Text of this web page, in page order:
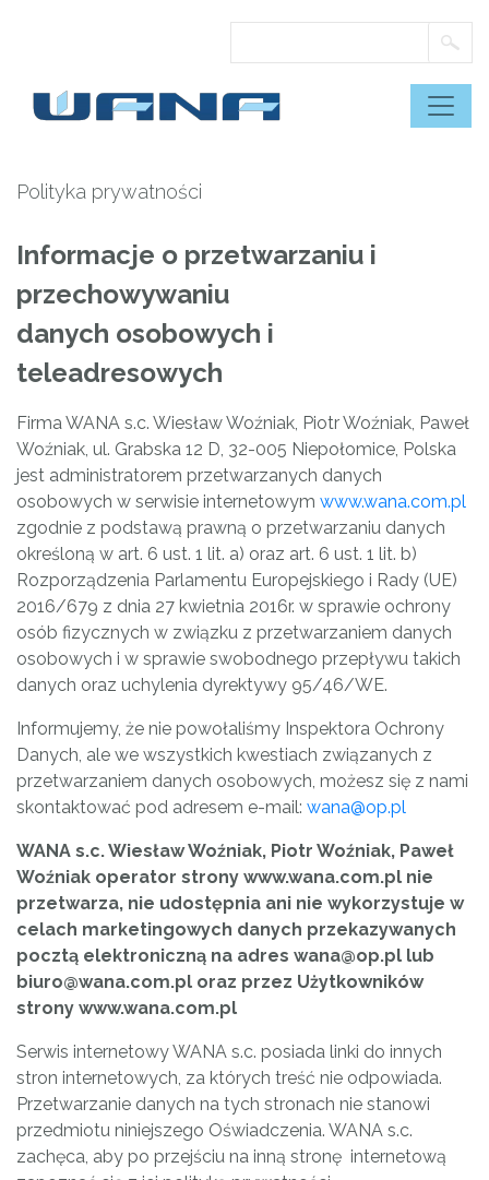
Polityka prywatności
Informacje o przetwarzaniu i
przechowywaniu
danych osobowych i
teleadresowych
Firma WANA s.c. Wiesław Woźniak, Piotr Woźniak, Paweł
Woźniak, ul. Grabska 12 D, 32-005 Niepołomice, Polska
jest administratorem przetwarzanych danych
osobowych w serwisie internetowym www.wana.com.pl
zgodnie z podstawą prawną o przetwarzaniu danych
określoną w art. 6 ust. 1 lit. a) oraz art. 6 ust. 1 lit. b)
Rozporządzenia Parlamentu Europejskiego i Rady (UE)
2016/679 z dnia 27 kwietnia 2016r. w sprawie ochrony
osób fizycznych w związku z przetwarzaniem danych
osobowych i w sprawie swobodnego przepływu takich
danych oraz uchylenia dyrektywy 95/46/WE.
Informujemy, że nie powołaliśmy Inspektora Ochrony
Danych, ale we wszystkich kwestiach związanych z
przetwarzaniem danych osobowych, możesz się z nami
skontaktować pod adresem e-mail: wana@op.pl
WANA s.c. Wiesław Woźniak, Piotr Woźniak, Paweł
Woźniak operator strony www.wana.com.pl nie
przetwarza, nie udostępnia ani nie wykorzystuje w
celach marketingowych danych przekazywanych
pocztą elektroniczną na adres wana@op.pl lub
biuro@wana.com.pl oraz przez Użytkowników
strony www.wana.com.pl
Serwis internetowy WANA s.c. posiada linki do innych
stron internetowych, za których treść nie odpowiada.
Przetwarzanie danych na tych stronach nie stanowi
przedmiotu niniejszego Oświadczenia. WANA s.c.
zachęca, aby po przejściu na inną stronę internetową